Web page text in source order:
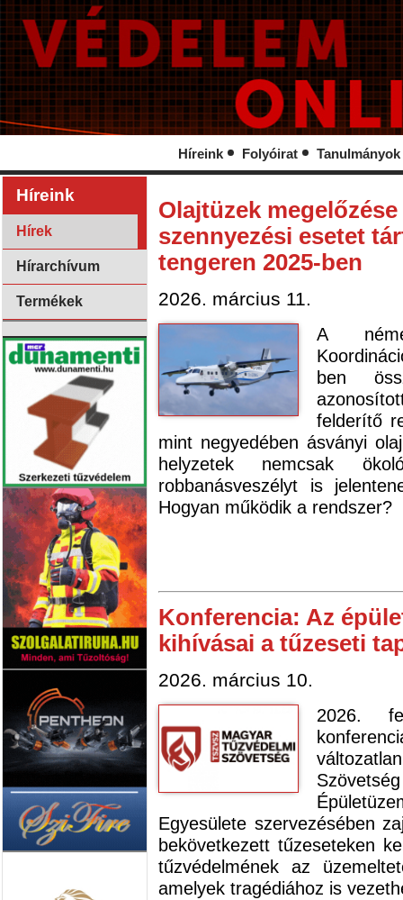
Híreink Folyóirat Tanulmányok
Híreink
Hírek
Hírarchívum
Termékek
Olajtüzek
szennyezési esetet
tengeren 2025-ben
2026. március 11.
A
ben
felderítő
mint negyedében ásványi
helyzetek nemcsak
robbanásveszélyt is
Hogyan működik a rendszer?
Konferencia: Az
kihívásai a tűzeseti
2026. március 10.
2026.
Egyesülete szervezésében
bekövetkezett tűzeseteken
tűzvédelmének az
amelyek tragédiához is